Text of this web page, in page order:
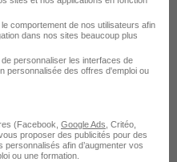
Paie - SIRH
partiel
comportement de nos utilisateurs afin
dans nos sites beaucoup plus
personnaliser les interfaces de
personnalisée des offres d'emploi ou
(Facebook, Google Ads , Critéo,
proposer des publicités pour des
personnalisés afin d’augmenter vos
ou une formation.